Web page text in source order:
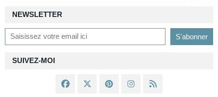
NEWSLETTER
SUIVEZ-MOI